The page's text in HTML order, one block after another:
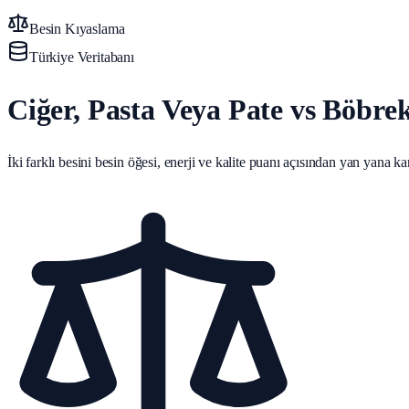
Besin Kıyaslama
Türkiye Veritabanı
Ciğer, Pasta Veya Pate vs
İki farklı besini besin öğesi, enerji ve kalite puanı açısından yan yana